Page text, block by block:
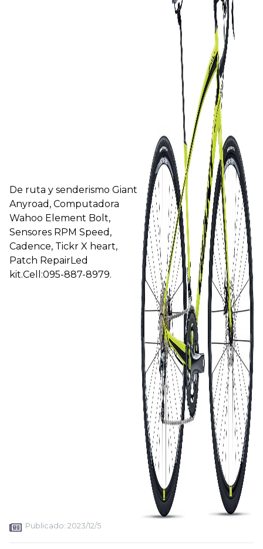
De ruta y senderismo Giant
Anyroad, Computadora
Wahoo Element Bolt,
Sensores RPM Speed,
Cadence, Tickr X heart,
Patch RepairLed
kit.Cell:095-887-8979.
Publicado: 2023/12/5